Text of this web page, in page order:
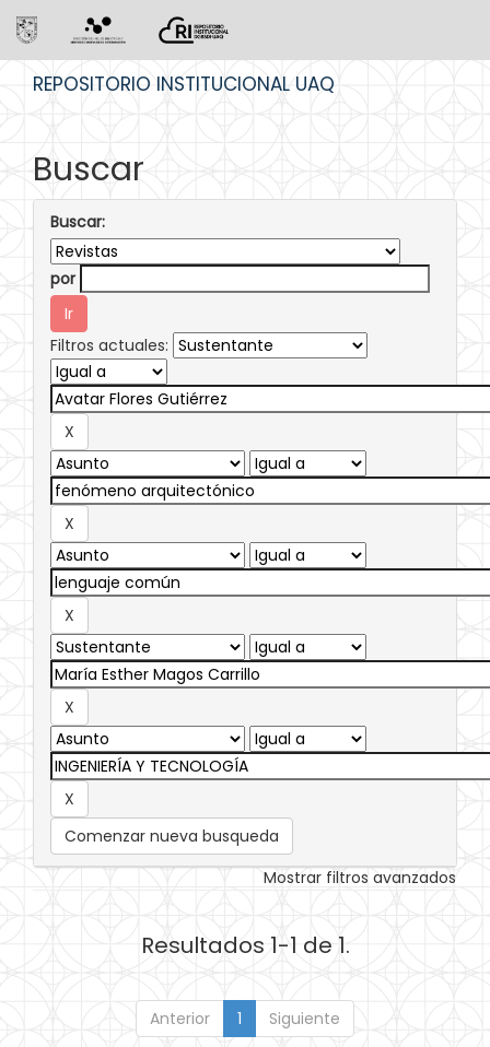
REPOSITORIO INSTITUCIONAL UAQ
Buscar
Buscar:
por
Filtros actuales:
Comenzar nueva busqueda
Mostrar filtros avanzados
Resultados 1-1 de 1.
Anterior 1 Siguiente